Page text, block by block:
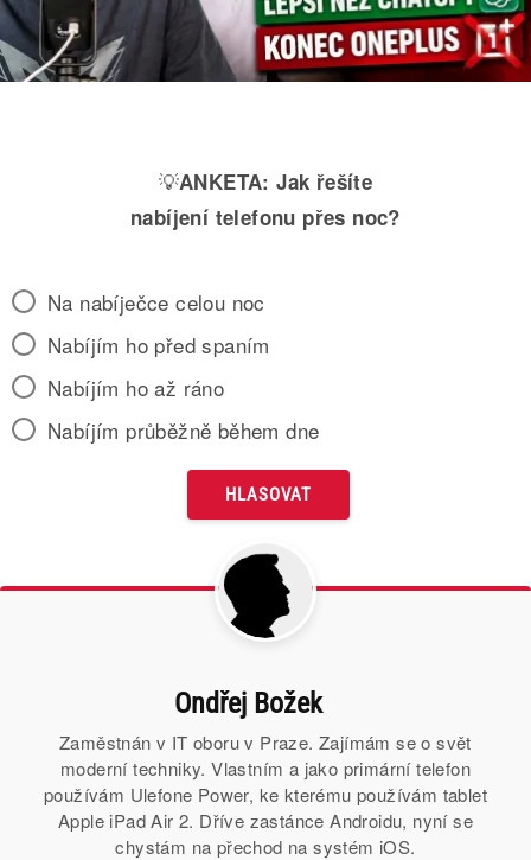
💡ANKETA: Jak řešíte
nabíjení telefonu přes noc?
Na nabíječce celou noc
Nabíjím ho před spaním
Nabíjím ho až ráno
Nabíjím průběžně během dne
Ondřej Božek
Zaměstnán v IT oboru v Praze. Zajímám se o svět
moderní techniky. Vlastním a jako primární telefon
používám Ulefone Power, ke kterému používám tablet
Apple iPad Air 2. Dříve zastánce Androidu, nyní se
chystám na přechod na systém iOS.